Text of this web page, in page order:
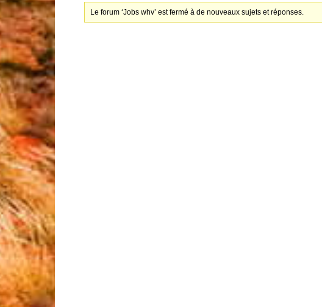
Le forum ‘Jobs whv’ est fermé à de nouveaux sujets et réponses.